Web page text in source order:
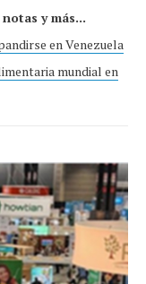
y más...
en Venezuela
mundial en